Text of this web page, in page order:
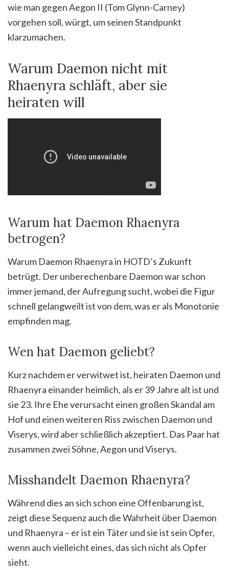
wie man gegen Aegon II (Tom Glynn-Carney)
vorgehen soll, würgt, um seinen Standpunkt
klarzumachen.
Warum Daemon nicht mit
Rhaenyra schläft, aber sie
heiraten will
Warum hat Daemon Rhaenyra
betrogen?
Warum Daemon Rhaenyra in HOTD’s Zukunft
betrügt. Der unberechenbare Daemon war schon
immer jemand, der Aufregung sucht, wobei die Figur
schnell gelangweilt ist von dem, was er als Monotonie
empfinden mag.
Wen hat Daemon geliebt?
Kurz nachdem er verwitwet ist, heiraten Daemon und
Rhaenyra einander heimlich, als er 39 Jahre alt ist und
sie 23. Ihre Ehe verursacht einen großen Skandal am
Hof und einen weiteren Riss zwischen Daemon und
Viserys, wird aber schließlich akzeptiert. Das Paar hat
zusammen zwei Söhne, Aegon und Viserys.
Misshandelt Daemon Rhaenyra?
Während dies an sich schon eine Offenbarung ist,
zeigt diese Sequenz auch die Wahrheit über Daemon
und Rhaenyra – er ist ein Täter und sie ist sein Opfer,
wenn auch vielleicht eines, das sich nicht als Opfer
sieht.